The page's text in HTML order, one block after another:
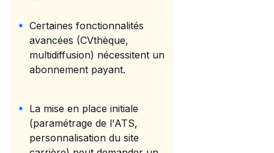
Certaines fonctionnalités
avancées (CVthèque,
multidiffusion) nécessitent un
abonnement payant.
La mise en place initiale
(paramétrage de l'ATS,
personnalisation du site